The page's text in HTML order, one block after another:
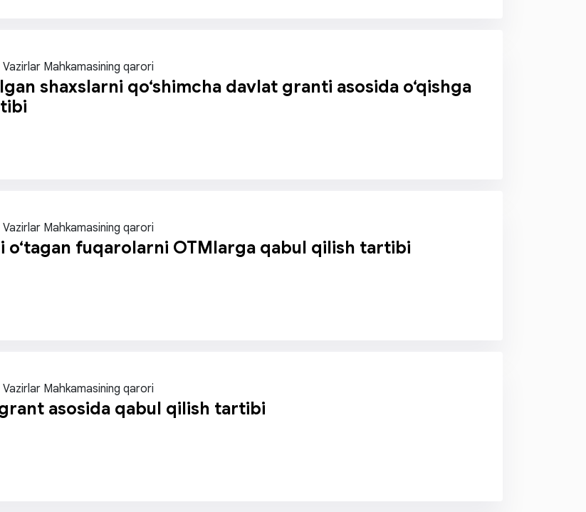
Mahkamasining qarori
shaxslarni qo‘shimcha davlat granti asosida o‘qishga
Mahkamasining qarori
o‘tagan fuqarolarni OTMlarga qabul qilish tartibi
Mahkamasining qarori
asosida qabul qilish tartibi